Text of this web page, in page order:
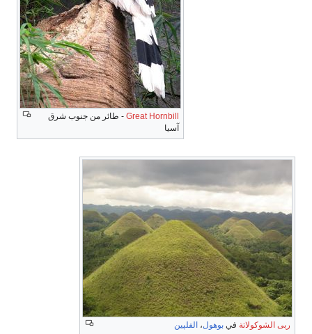
Great Hornbill - طائر من جنوب شرق
آسيا
ربى الشوكولاتة في بوهول، الفلپين